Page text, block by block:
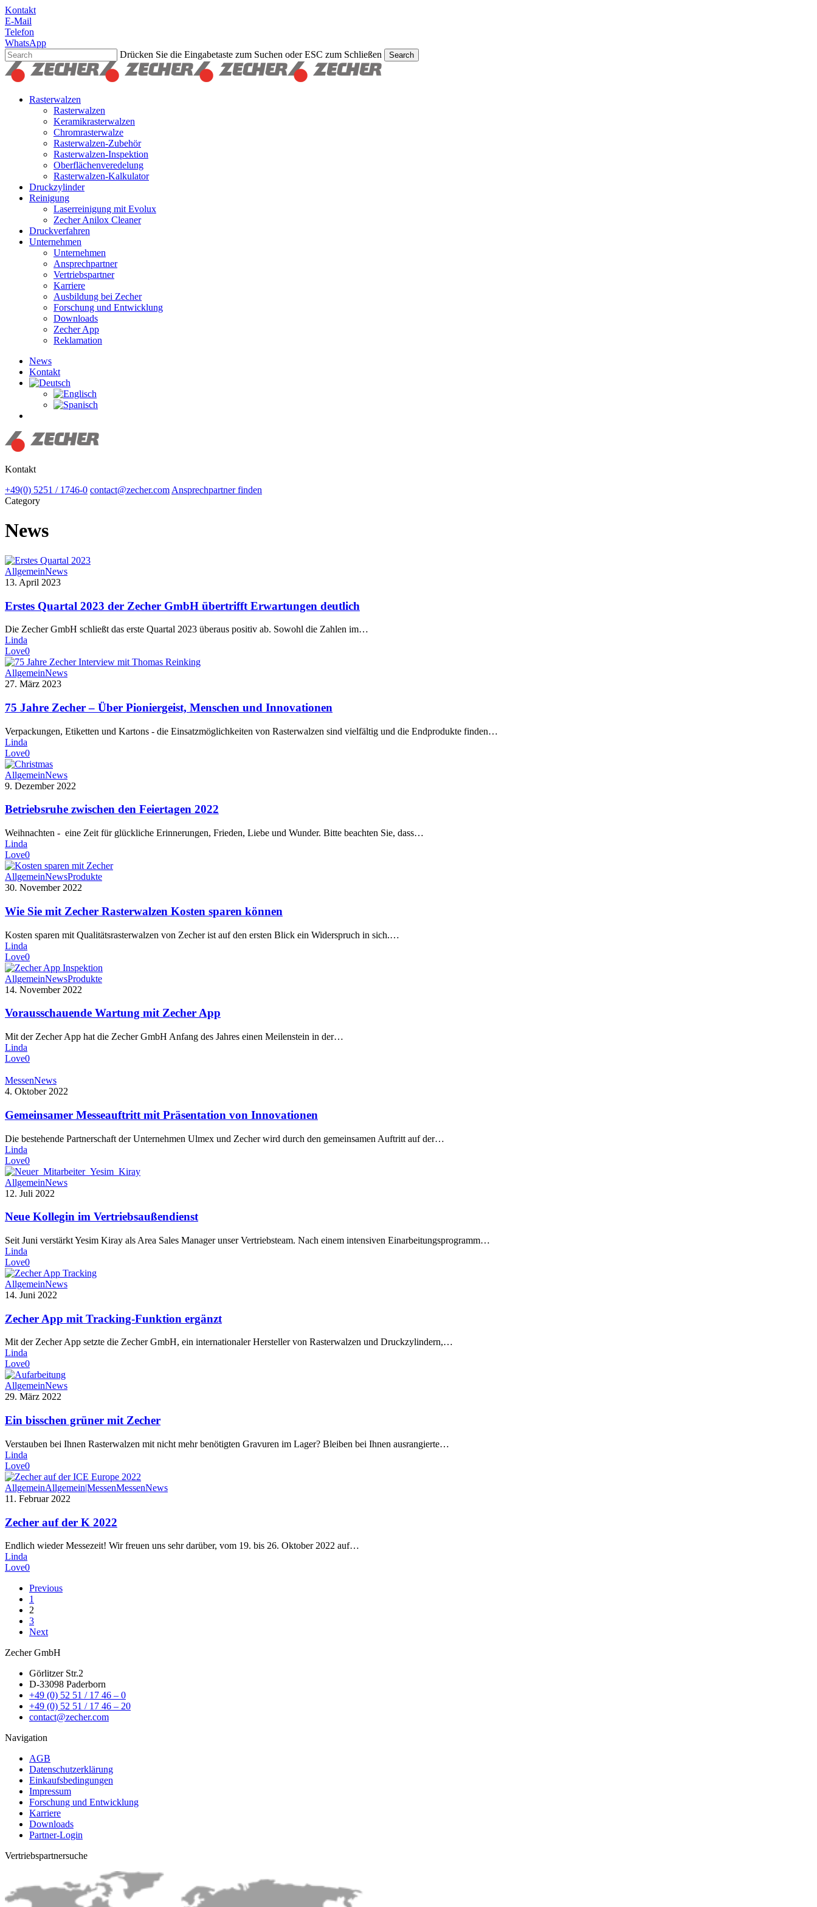
Skip
to
main
content
Kontakt
E-Mail
Telefon
WhatsApp
Drücken Sie die Eingabetaste zum Suchen oder ESC zum Schließen
Search
Suche
schließen
Suchen
Menu
Rasterwalzen
Rasterwalzen
Keramikrasterwalzen
Chromrasterwalze
Rasterwalzen-Zubehör
Rasterwalzen-Inspektion
Oberflächenveredelung
Rasterwalzen-Kalkulator
Druckzylinder
Reinigung
Laserreinigung mit Evolux
Zecher Anilox Cleaner
Druckverfahren
Unternehmen
Unternehmen
Ansprechpartner
Vertriebspartner
Karriere
Ausbildung bei Zecher
Forschung und Entwicklung
Downloads
Zecher App
Reklamation
News
Kontakt
Kontakt
+49(0) 5251 / 1746-0 contact@zecher.com Ansprechpartner finden
Category
News
AllgemeinNews
13. April 2023
Erstes Quartal 2023 der Zecher GmbH übertrifft Erwartungen deutlich
Die Zecher GmbH schließt das erste Quartal 2023 überaus positiv ab. Sowohl die Zahlen im…
Linda
Love0
AllgemeinNews
27. März 2023
75 Jahre Zecher – Über Pioniergeist, Menschen und Innovationen
Verpackungen, Etiketten und Kartons - die Einsatzmöglichkeiten von Rasterwalzen sind vielfältig und die Endprodukte finden…
Linda
Love0
AllgemeinNews
9. Dezember 2022
Betriebsruhe zwischen den Feiertagen 2022
Weihnachten - eine Zeit für glückliche Erinnerungen, Frieden, Liebe und Wunder. Bitte beachten Sie, dass…
Linda
Love0
AllgemeinNewsProdukte
30. November 2022
Wie Sie mit Zecher Rasterwalzen Kosten sparen können
Kosten sparen mit Qualitätsrasterwalzen von Zecher ist auf den ersten Blick ein Widerspruch in sich.…
Linda
Love0
AllgemeinNewsProdukte
14. November 2022
Vorausschauende Wartung mit Zecher App
Mit der Zecher App hat die Zecher GmbH Anfang des Jahres einen Meilenstein in der…
Linda
Love0
MessenNews
4. Oktober 2022
Gemeinsamer Messeauftritt mit Präsentation von Innovationen
Die bestehende Partnerschaft der Unternehmen Ulmex und Zecher wird durch den gemeinsamen Auftritt auf der…
Linda
Love0
AllgemeinNews
12. Juli 2022
Neue Kollegin im Vertriebsaußendienst
Seit Juni verstärkt Yesim Kiray als Area Sales Manager unser Vertriebsteam. Nach einem intensiven Einarbeitungsprogramm…
Linda
Love0
AllgemeinNews
14. Juni 2022
Zecher App mit Tracking-Funktion ergänzt
Mit der Zecher App setzte die Zecher GmbH, ein internationaler Hersteller von Rasterwalzen und Druckzylindern,…
Linda
Love0
AllgemeinNews
29. März 2022
Ein bisschen grüner mit Zecher
Verstauben bei Ihnen Rasterwalzen mit nicht mehr benötigten Gravuren im Lager? Bleiben bei Ihnen ausrangierte…
Linda
Love0
AllgemeinAllgemein|MessenMessenNews
11. Februar 2022
Zecher auf der K 2022
Endlich wieder Messezeit! Wir freuen uns sehr darüber, vom 19. bis 26. Oktober 2022 auf…
Linda
Love0
Previous
1
2
3
Next
Zecher GmbH
Görlitzer Str.2
D-33098 Paderborn
+49 (0) 52 51 / 17 46 – 0
+49 (0) 52 51 / 17 46 – 20
contact@zecher.com
Navigation
AGB
Datenschutzerklärung
Einkaufsbedingungen
Impressum
Forschung und Entwicklung
Karriere
Downloads
Partner-Login
Vertriebs­partnersuche